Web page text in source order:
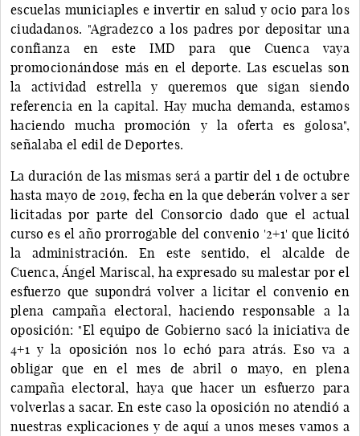
escuelas municiaples e invertir en salud y ocio para los
ciudadanos. "Agradezco a los padres por depositar una
confianza en este IMD para que Cuenca vaya
promocionándose más en el deporte. Las escuelas son
la actividad estrella y queremos que sigan siendo
referencia en la capital. Hay mucha demanda, estamos
haciendo mucha promoción y la oferta es golosa",
señalaba el edil de Deportes.
La duración de las mismas será a partir del 1 de octubre
hasta mayo de 2019, fecha en la que deberán volver a ser
licitadas por parte del Consorcio dado que el actual
curso es el año prorrogable del convenio '2+1' que licitó
la administración. En este sentido, el alcalde de
Cuenca, Ángel Mariscal, ha expresado su malestar por el
esfuerzo que supondrá volver a licitar el convenio en
plena campaña electoral, haciendo responsable a la
oposición: "El equipo de Gobierno sacó la iniciativa de
4+1 y la oposición nos lo echó para atrás. Eso va a
obligar que en el mes de abril o mayo, en plena
campaña electoral, haya que hacer un esfuerzo para
volverlas a sacar. En este caso la oposición no atendió a
nuestras explicaciones y de aquí a unos meses vamos a